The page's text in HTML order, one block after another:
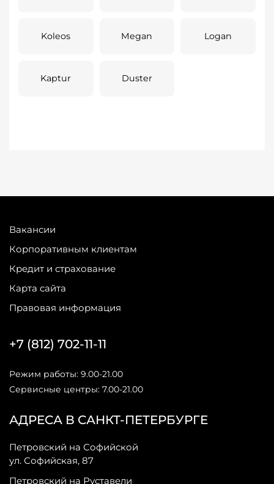
Koleos Megan Logan
Kaptur Duster
Вакансии
Корпоративным клиентам
Кредит и страхование
Карта сайта
Правовая информация
АДРЕСА В САНКТ-ПЕТЕРБУРГЕ
Петровский на Софийской
ул. Софийская, 87
Петровский на Руставели
+7 (812) 702-11-11
Режим работы: 9.00-21.00
Сервисные центры: 7.00-21.00